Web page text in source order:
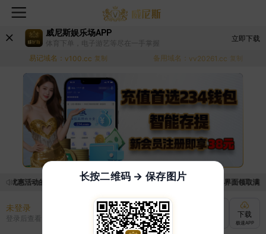
威尼斯娱乐场APP
体育下单，电子游艺等尽在一手掌握
立即下载
易记域名： v100.cc 复制 备用域名： vv20261.cc 复制
优惠活动的手续麻烦，已新增优惠系统，现在可以前往【福利中心】界面领取满
未登录
登录后查看 充值
快速到账
下载
极速APP
长按二维码 → 保存图片